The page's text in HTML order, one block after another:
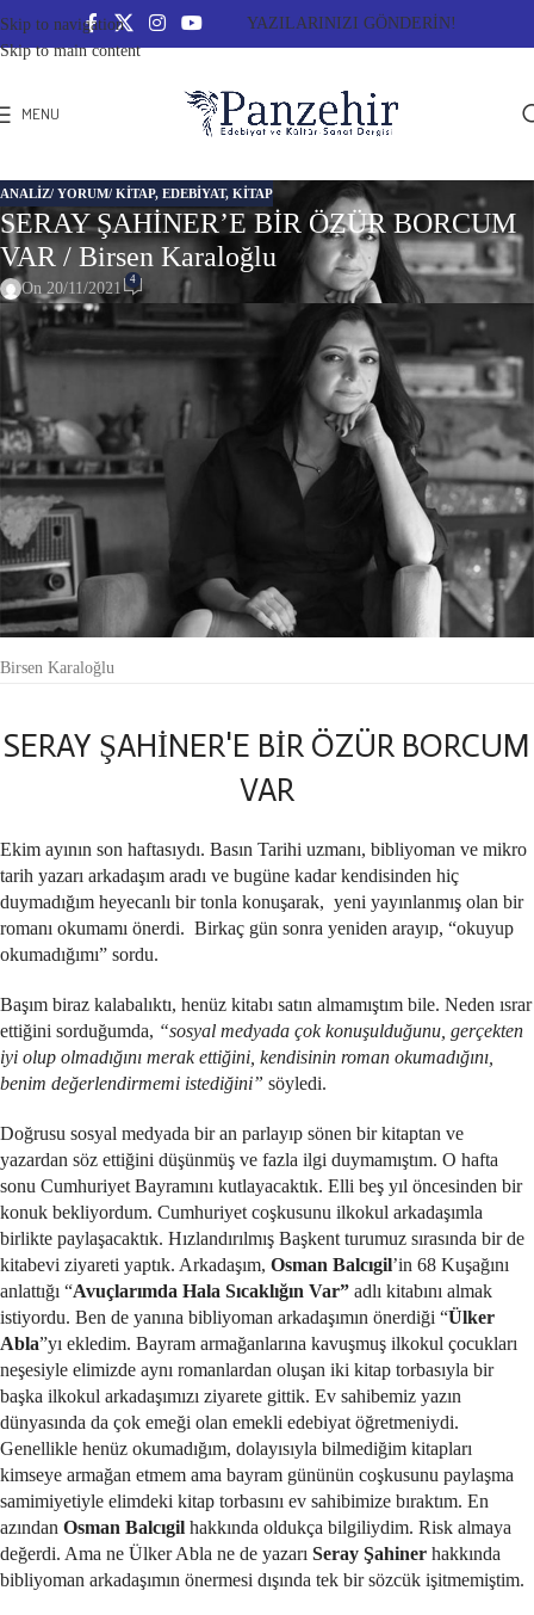
Skip to navigation
Skip to main content
YAZILARINIZI GÖNDERİN!
MENU
ANALIZ/ YORUM/ KITAP, EDEBİYAT, KITAP
SERAY ŞAHİNER’E BİR ÖZÜR BORCUM
VAR / Birsen Karaloğlu
On 20/11/2021 4
Birsen Karaloğlu
SERAY ŞAHİNER'E BİR ÖZÜR BORCUM
VAR
Ekim ayının son haftasıydı. Basın Tarihi uzmanı, bibliyoman ve mikro
tarih yazarı arkadaşım aradı ve bugüne kadar kendisinden hiç
duymadığım heyecanlı bir tonla konuşarak, yeni yayınlanmış olan bir
romanı okumamı önerdi. Birkaç gün sonra yeniden arayıp, “okuyup
okumadığımı” sordu.
Başım biraz kalabalıktı, henüz kitabı satın almamıştım bile. Neden ısrar
ettiğini sorduğumda, “sosyal medyada çok konuşulduğunu, gerçekten
iyi olup olmadığını merak ettiğini, kendisinin roman okumadığını,
benim değerlendirmemi istediğini” söyledi.
Doğrusu sosyal medyada bir an parlayıp sönen bir kitaptan ve
yazardan söz ettiğini düşünmüş ve fazla ilgi duymamıştım. O hafta
sonu Cumhuriyet Bayramını kutlayacaktık. Elli beş yıl öncesinden bir
konuk bekliyordum. Cumhuriyet coşkusunu ilkokul arkadaşımla
birlikte paylaşacaktık. Hızlandırılmış Başkent turumuz sırasında bir de
kitabevi ziyareti yaptık. Arkadaşım, Osman Balcıgil’in 68 Kuşağını
anlattığı “Avuçlarımda Hala Sıcaklığın Var” adlı kitabını almak
istiyordu. Ben de yanına bibliyoman arkadaşımın önerdiği “Ülker
Abla”yı ekledim. Bayram armağanlarına kavuşmuş ilkokul çocukları
neşesiyle elimizde aynı romanlardan oluşan iki kitap torbasıyla bir
başka ilkokul arkadaşımızı ziyarete gittik. Ev sahibemiz yazın
dünyasında da çok emeği olan emekli edebiyat öğretmeniydi.
Genellikle henüz okumadığım, dolayısıyla bilmediğim kitapları
kimseye armağan etmem ama bayram gününün coşkusunu paylaşma
samimiyetiyle elimdeki kitap torbasını ev sahibimize bıraktım. En
azından Osman Balcıgil hakkında oldukça bilgiliydim. Risk almaya
değerdi. Ama ne Ülker Abla ne de yazarı Seray Şahiner hakkında
bibliyoman arkadaşımın önermesi dışında tek bir sözcük işitmemiştim.